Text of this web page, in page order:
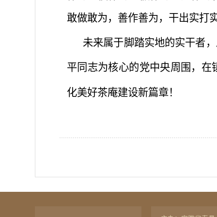
敢做敢为，善作善为，干出实打
未来属于脚踏实地的实干者
平同志为核心的党中央周围，
化美好茶庵建设新篇章！